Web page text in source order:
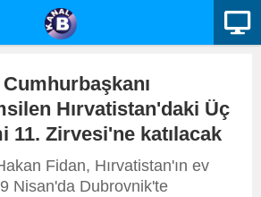
Hırvatistan'daki Üç
11. Zirvesi'ne katılacak
Fidan, Hırvatistan'ın ev
Nisan'da Dubrovnik'te